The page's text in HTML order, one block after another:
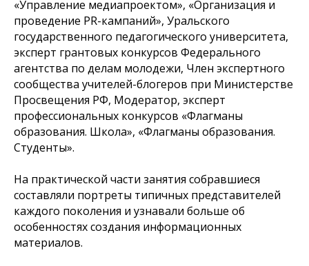
«Управление медиапроектом», «Организация и
проведение PR-кампаний», Уральского
государственного педагогического университета,
эксперт грантовых конкурсов Федерального
агентства по делам молодежи, Член экспертного
сообщества учителей-блогеров при Министерстве
Просвещения РФ, Модератор, эксперт
профессиональных конкурсов «Флагманы
образования. Школа», «Флагманы образования.
Студенты».
На практической части занятия собравшиеся
составляли портреты типичных представителей
каждого поколения и узнавали больше об
особенностях создания информационных
материалов.